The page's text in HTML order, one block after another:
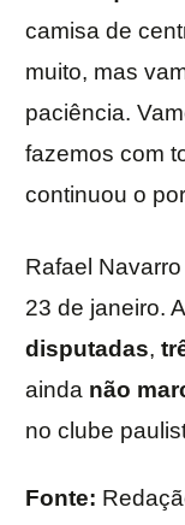
camisa de
muito, mas
paciência.
fazemos com
continuou o
Rafael
23 de janeiro.
disputadas,
ainda não
no clube
Fonte: